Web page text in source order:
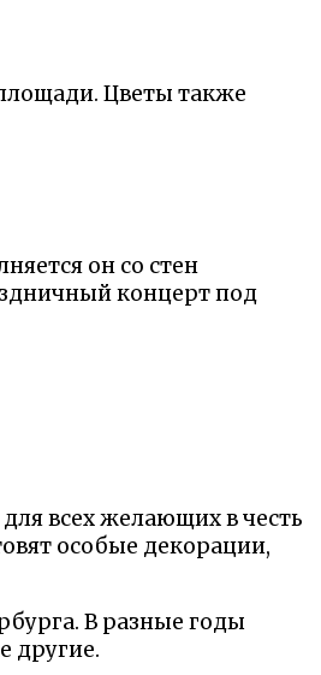
Цветы также
он со стен
концерт под
всех желающих в честь
особые декорации,
В разные годы
другие.